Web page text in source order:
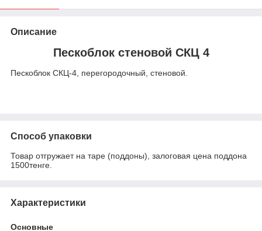
Описание
Пескоблок стеновой СКЦ 4
Пескоблок СКЦ-4, перегородочный, стеновой.
Способ упаковки
Товар отгружает на таре (поддоны), залоговая цена поддона
1500тенге.
Характеристики
Основные